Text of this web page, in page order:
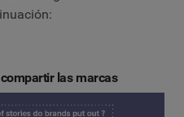
las marcas